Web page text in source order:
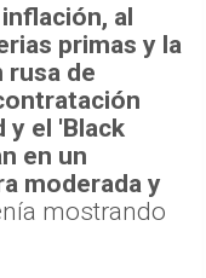
al
primas y la
rusa de
y el 'Black
en un
moderada y
mostrando